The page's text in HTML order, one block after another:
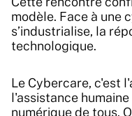
modèle. Face à une
s’industrialise, la
technologique.
Le Cybercare, c'est
l'assistance
numérique de tous.